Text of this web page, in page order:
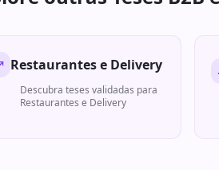
Restaurantes e Delivery
Descubra teses validadas para
Restaurantes e Delivery